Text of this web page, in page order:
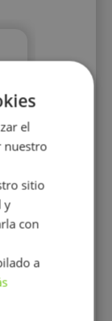
el
nuestro
sitio
y
con
a